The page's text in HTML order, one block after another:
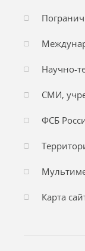
Научно-
СМИ,
ФСБ
Карта